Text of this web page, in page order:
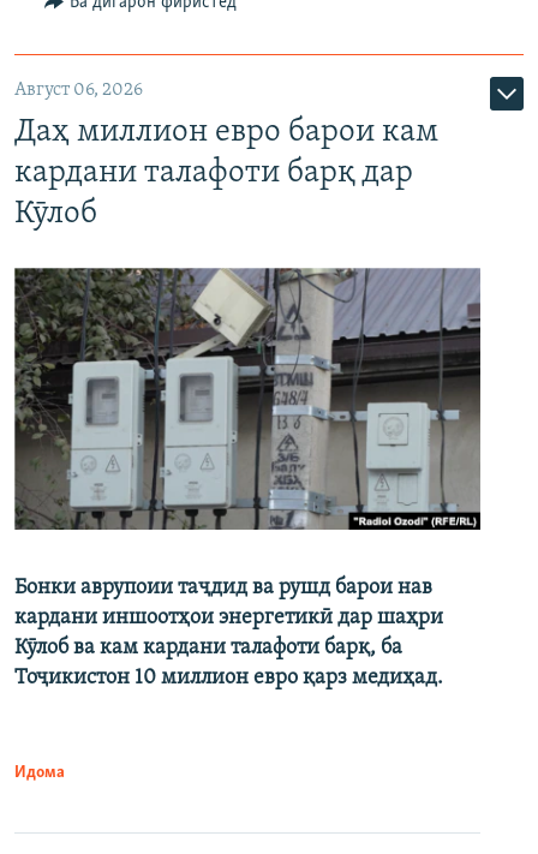
Август 06, 2026
Даҳ миллион евро барои кам
кардани талафоти барқ дар
Кӯлоб
Бонки аврупоии таҷдид ва рушд барои нав
кардани иншоотҳои энергетикӣ дар шаҳри
Кӯлоб ва кам кардани талафоти барқ, ба
Тоҷикистон 10 миллион евро қарз медиҳад.
Идома